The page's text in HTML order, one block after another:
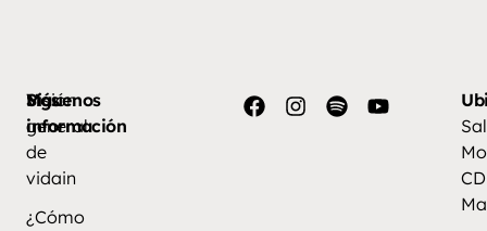
Más
información
Visión
general
de
vidain
¿Cómo
Síguenos